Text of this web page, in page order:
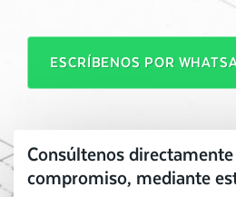
ESCRÍBENOS POR
Consúltenos directamente
compromiso, mediante